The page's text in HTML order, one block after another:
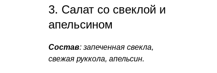
3. Салат со свеклой и
апельсином
Состав: запеченная свекла,
свежая руккола, апельсин.